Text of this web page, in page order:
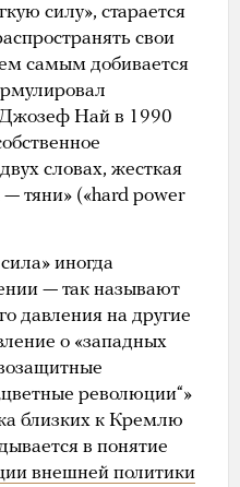
силу», старается
свои
самым добивается
Джозеф Най в 1990
словах, жесткая
— тяни» («hard power
иногда
— так называют
давления на другие
о «западных
революции“»
близких к Кремлю
в понятие
внешней политики